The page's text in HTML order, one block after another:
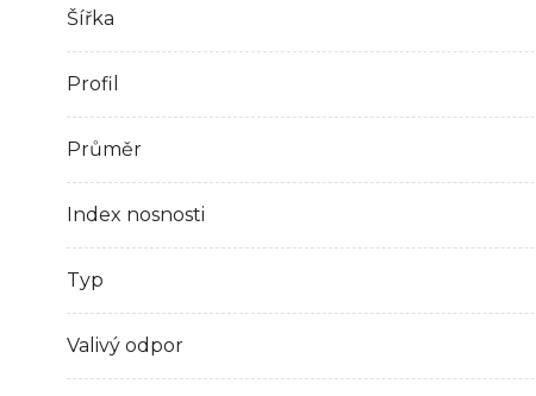
Šířka
Profil
Průměr
Index nosnosti
Typ
Valivý odpor